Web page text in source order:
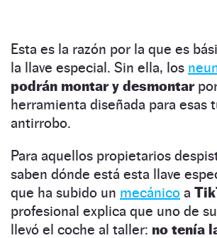
Esta es la razón por la que es
la llave especial. Sin ella, los
podrán montar y desmontar
herramienta diseñada para esas
antirrobo.
Para aquellos propietarios
saben dónde está esta llave
que ha subido un mecánico a
profesional explica que uno de
llevó el coche al taller: no tenía